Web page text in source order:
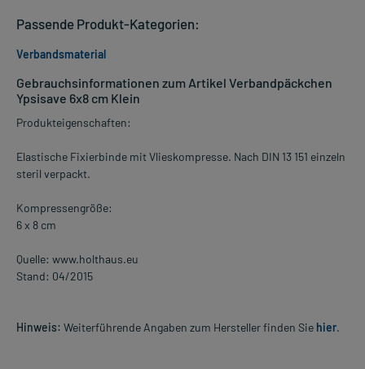
Gebrauchsinformationen zum Artikel Verbandpäckchen
Ypsisave 6x8 cm Klein
Produkteigenschaften:
Elastische Fixierbinde mit Vlieskompresse. Nach DIN 13 151 einzeln
steril verpackt.
Kompressengröße:
6 x 8 cm
Quelle: www.holthaus.eu
Stand: 04/2015
Hinweis: Weiterführende Angaben zum Hersteller finden Sie hier.
Passende Produkt-Kategorien:
Verbandsmaterial